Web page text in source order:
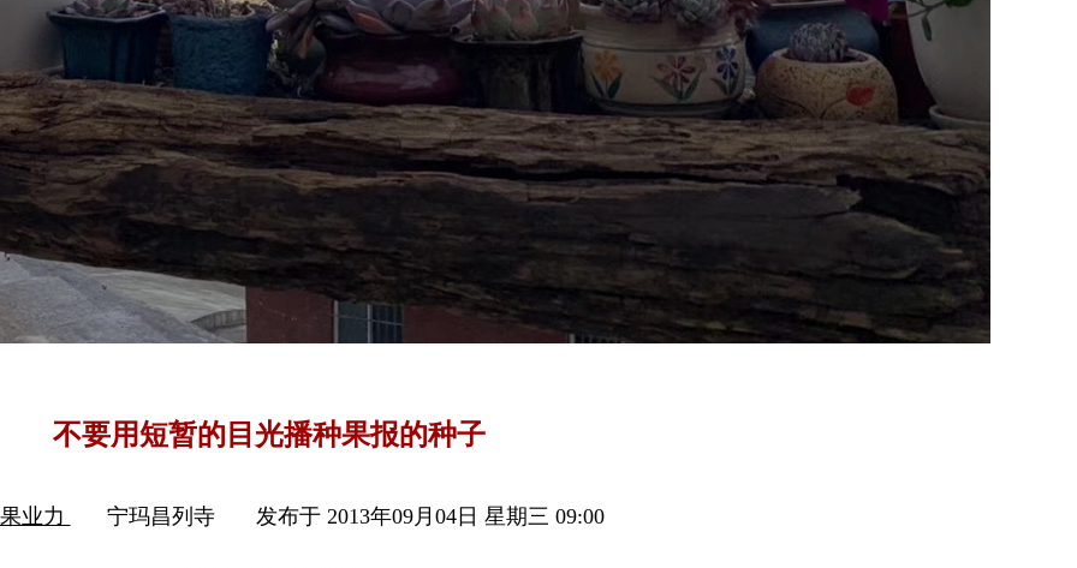
不要用短暂的目光播种果报的种子
业力 宁玛昌列寺 发布于 2013年09月04日 星期三 09:00